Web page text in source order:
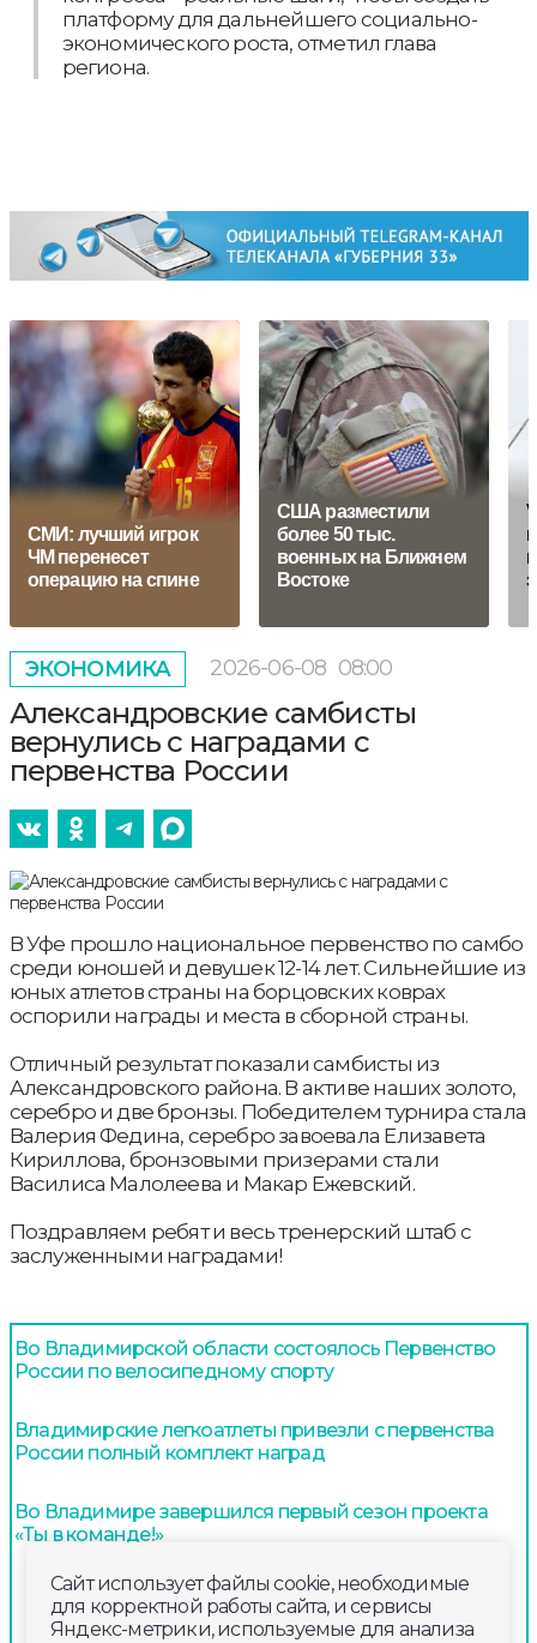
платформу для дальнейшего социально-
экономического роста, отметил глава
региона.
СМИ: лучший игрок
ЧМ перенесет
операцию на спине
США разместили
более 50 тыс.
военных на Ближнем
Востоке
ЭКОНОМИКА 2026-06-08 08:00
Александровские самбисты
вернулись с наградами с
первенства России
В Уфе прошло национальное первенство по самбо
среди юношей и девушек 12-14 лет. Сильнейшие из
юных атлетов страны на борцовских коврах
оспорили награды и места в сборной страны.
Отличный результат показали самбисты из
Александровского района. В активе наших золото,
серебро и две бронзы. Победителем турнира стала
Валерия Федина, серебро завоевала Елизавета
Кириллова, бронзовыми призерами стали
Василиса Малолеева и Макар Ежевский.
Поздравляем ребят и весь тренерский штаб с
заслуженными наградами!
Во Владимирской области состоялось Первенство
России по велосипедному спорту
Владимирские легкоатлеты привезли с первенства
России полный комплект наград
Во Владимире завершился первый сезон проекта
«Ты в команде!»
Сайт использует файлы cookie, необходимые
для корректной работы сайта, и сервисы
Яндекс-метрики, используемые для анализа